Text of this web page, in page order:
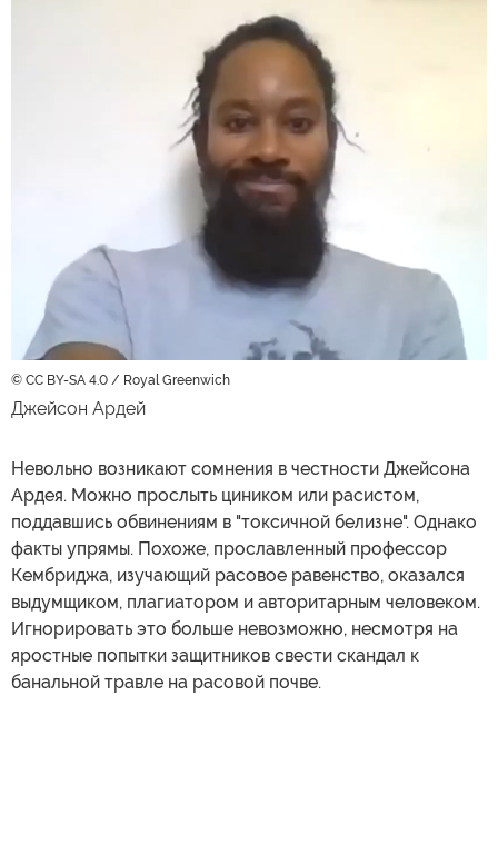
© CC BY-SA 4.0 / Royal Greenwich
Джейсон Ардей
Невольно возникают сомнения в честности Джейсона
Ардея. Можно прослыть циником или расистом,
поддавшись обвинениям в "токсичной белизне". Однако
факты упрямы. Похоже, прославленный профессор
Кембриджа, изучающий расовое равенство, оказался
выдумщиком, плагиатором и авторитарным человеком.
Игнорировать это больше невозможно, несмотря на
яростные попытки защитников свести скандал к
банальной травле на расовой почве.